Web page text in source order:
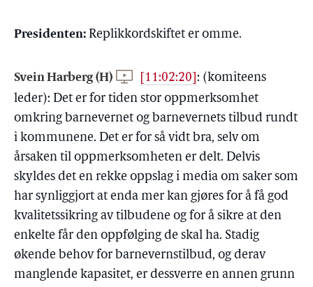
Presidenten: Replikkordskiftet er omme.
Svein Harberg (H) [11:02:20] : (komiteens
leder): Det er for tiden stor oppmerksomhet
omkring barnevernet og barnevernets tilbud rundt
i kommunene. Det er for så vidt bra, selv om
årsaken til oppmerksomheten er delt. Delvis
skyldes det en rekke oppslag i media om saker som
har synliggjort at enda mer kan gjøres for å få god
kvalitetssikring av tilbudene og for å sikre at den
enkelte får den oppfølging de skal ha. Stadig
økende behov for barnevernstilbud, og derav
manglende kapasitet, er dessverre en annen grunn